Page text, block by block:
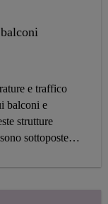
e traffico
balconi e
strutture
sottoposte a